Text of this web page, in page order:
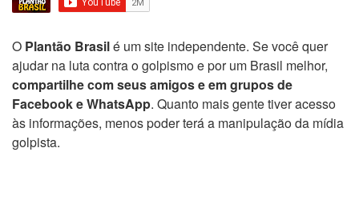
O Plantão Brasilé um site independente. Se você quer
ajudar na luta contra o golpismo e por um Brasil melhor,
compartilhe com seus amigos e em grupos de
Facebook e WhatsApp. Quanto mais gente tiver acesso
às informações, menos poder terá a manipulação da mídia
golpista.